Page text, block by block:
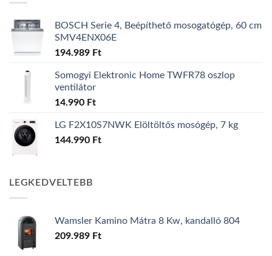
BOSCH Serie 4, Beépíthető mosogatógép, 60 cm
SMV4ENX06E
194.989 Ft
Somogyi Elektronic Home TWFR78 oszlop
ventilátor
14.990 Ft
LG F2X10S7NWK Elöltöltős mosógép, 7 kg
144.990 Ft
LEGKEDVELTEBB
Wamsler Kamino Mátra 8 Kw, kandalló 804
209.989 Ft